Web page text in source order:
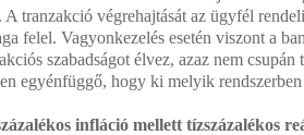
tranzakció végrehajtását az ügyfél
felel. Vagyonkezelés esetén viszont a
szabadságot élvez, azaz nem csupán
egyénfüggő, hogy ki melyik
infláció mellett tízszázalékos